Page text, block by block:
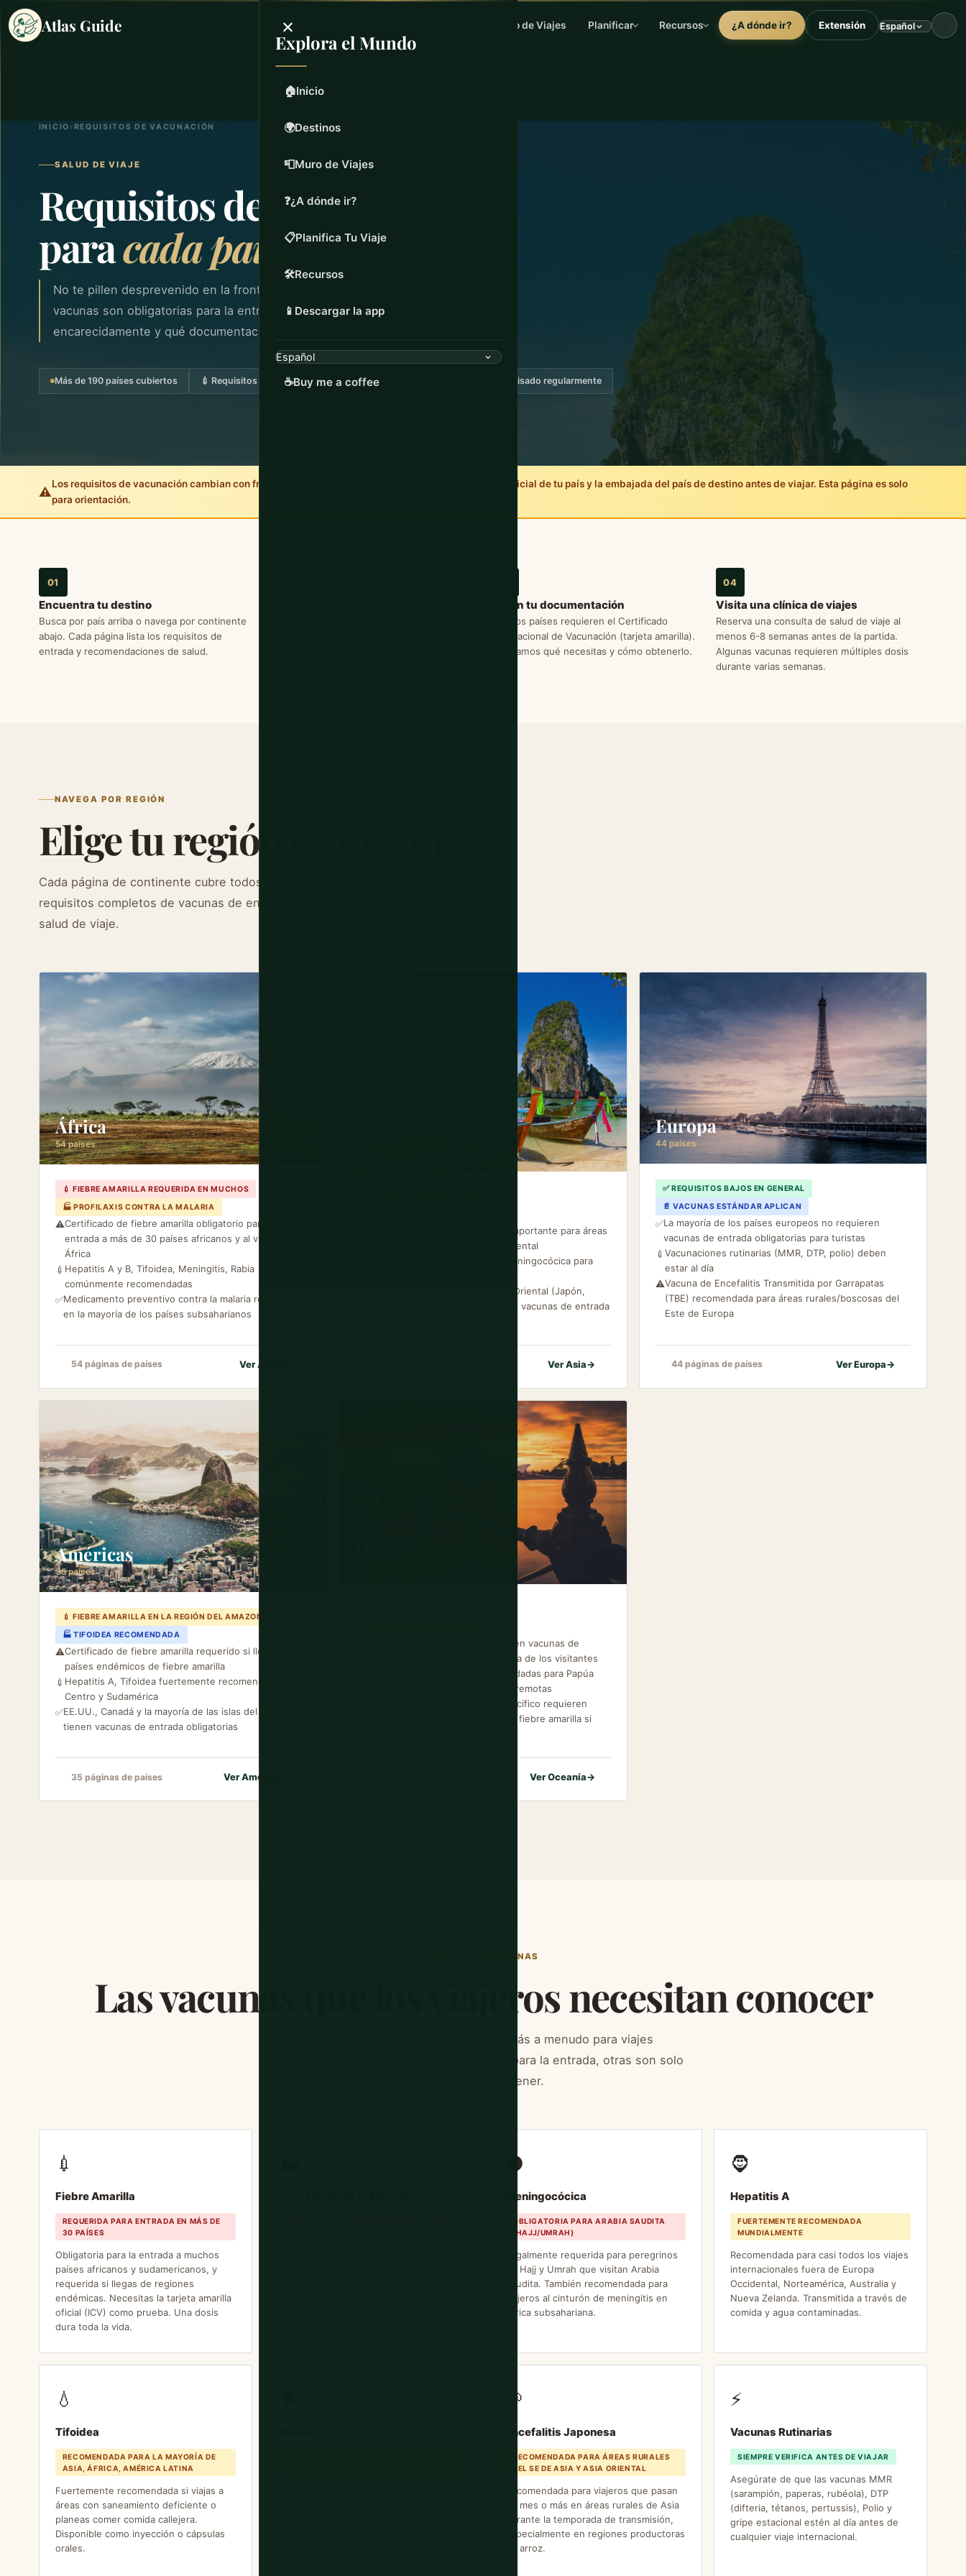
Atlas Guide Muro de Viajes Planificar Recursos ¿A dónde ir? Extensión
×
Explora el Mundo
🏠Inicio
🌍Destinos
📮Muro de Viajes
❓¿A dónde ir?
📋Planifica Tu Viaje
🛠️Recursos
📱 Descargar la app
☕Buy me a coffee
INICIO › REQUISITOS DE VACUNACIÓN
SALUD DE VIAJE
Requisitos de vacunación
paracada país.
No te pillen desprevenido en la frontera. Averigua exactamente qué
vacunas son obligatorias para la entrada, cuáles se recomiendan
encarecidamente y qué documentación necesitas llevar.
Más de 190 países cubiertos 💉 Requisitos de entrada incluidos 📄 Guía de certificados 📅 Revisado regularmente
⚠️
Los requisitos de vacunación cambian con frecuencia. Verifica siempre con la autoridad sanitaria oficial de tu país y la embajada del país de destino antes de viajar. Esta página es solo
para orientación.
01
Encuentra tu destino
Busca por país arriba o navega por continente
abajo. Cada página lista los requisitos de
entrada y recomendaciones de salud.
Obtén tu documentación
Muchos países requieren el Certificado
Internacional de Vacunación (tarjeta amarilla).
Explicamos qué necesitas y cómo obtenerlo.
04
Visita una clínica de viajes
Reserva una consulta de salud de viaje al
menos 6-8 semanas antes de la partida.
Algunas vacunas requieren múltiples dosis
durante varias semanas.
NAVEGA POR REGIÓN
Elige tu región de destino
Cada página de continente cubre todos los países de esa región con
requisitos completos de vacunas de entrada y recomendaciones de
salud de viaje.
África
54 países
💉 FIEBRE AMARILLA REQUERIDA EN MUCHOS
🏭 PROFILAXIS CONTRA LA MALARIA
⚠️Certificado de fiebre amarilla obligatorio para la
entrada a más de 30 países africanos y al viajar desde
África
💉 Hepatitis A y B, Tifoidea, Meningitis, Rabia
comúnmente recomendadas
✅Medicamento preventivo contra la malaria requerido
en la mayoría de los países subsaharianos
54 páginas de países Ver África
Vacuna de Encefalitis Japonesa importante para áreas
rurales en el SE de Asia y Asia Oriental
Arabia Saudita requiere vacuna Meningocócica para
La mayoría de los países del Asia Oriental (Japón,
Corea del Sur, Singapur) no tienen vacunas de entrada
Ver Asia→
Europa
44 países
✅ REQUISITOS BAJOS EN GENERAL
📄 VACUNAS ESTÁNDAR APLICAN
✅La mayoría de los países europeos no requieren
vacunas de entrada obligatorias para turistas
💉 Vacunaciones rutinarias (MMR, DTP, polio) deben
estar al día
⚠️Vacuna de Encefalitis Transmitida por Garrapatas
(TBE) recomendada para áreas rurales/boscosas del
Este de Europa
44 páginas de países Ver Europa→
Américas
35 países
💉 FIEBRE AMARILLA EN LA REGIÓN DEL AMAZONAS
🏭 TIFOIDEA RECOMENDADA
⚠️Certificado de fiebre amarilla requerido si llegas de
países endémicos de fiebre amarilla
💉 Hepatitis A, Tifoidea fuertemente recomendadas para
Centro y Sudamérica
✅EE.UU., Canadá y la mayoría de las islas del Caribe no
tienen vacunas de entrada obligatorias
35 páginas de países Ver Américas
Australia y Nueva Zelanda no tienen vacunas de
entrada obligatorias para la mayoría de los visitantes
Hepatitis A y B, Tifoidea recomendadas para Papúa
Nueva Guinea e islas del Pacífico remotas
Algunas naciones insulares del Pacífico requieren
evidencia de vacunación contra la fiebre amarilla si
Ver Oceanía→
GUÍA DE VACUNAS
Las vacunas que los viajeros necesitan conocer
Estas son las vacunas que surgen más a menudo para viajes
internacionales. Algunas son requeridas para la entrada, otras son solo
inteligentes de tener.
💉
Fiebre Amarilla
REQUERIDA PARA ENTRADA EN MÁS DE
30 PAÍSES
Obligatoria para la entrada a muchos
países africanos y sudamericanos, y
requerida si llegas de regiones
endémicas. Necesitas la tarjeta amarilla
oficial (ICV) como prueba. Una dosis
dura toda la vida.
⚫
Meningocócica
OBLIGATORIA PARA ARABIA SAUDITA
(HAJJ/UMRAH)
Legalmente requerida para peregrinos
de Hajj y Umrah que visitan Arabia
Saudita. También recomendada para
viajeros al cinturón de meningitis en
África subsahariana.
🧔
Hepatitis A
FUERTEMENTE RECOMENDADA
MUNDIALMENTE
Recomendada para casi todos los viajes
internacionales fuera de Europa
Occidental, Norteamérica, Australia y
Nueva Zelanda. Transmitida a través de
comida y agua contaminadas.
💧
Tifoidea
RECOMENDADA PARA LA MAYORÍA DE
ASIA, ÁFRICA, AMÉRICA LATINA
Fuertemente recomendada si viajas a
áreas con saneamiento deficiente o
planeas comer comida callejera.
Disponible como inyección o cápsulas
orales.
🌱
Encefalitis Japonesa
RECOMENDADA PARA ÁREAS RURALES
DEL SE DE ASIA Y ASIA ORIENTAL
Recomendada para viajeros que pasan
un mes o más en áreas rurales de Asia
durante la temporada de transmisión,
especialmente en regiones productoras
de arroz.
⚡
Vacunas Rutinarias
SIEMPRE VERIFICA ANTES DE VIAJAR
Asegúrate de que las vacunas MMR
(sarampión, paperas, rubéola), DTP
(difteria, tétanos, pertussis), Polio y
gripe estacional estén al día antes de
cualquier viaje internacional.